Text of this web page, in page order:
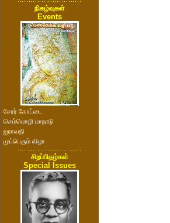
நிகழ்வுகள்
Events
சேரர் கோட்டை
செம்மொழி மாநாடு
ஐராவதி
முப்பெரும் விழா
சிறப்பிதழ்கள்
Special Issues